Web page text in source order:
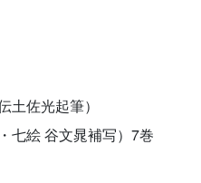
土佐光起筆）
七絵 谷文晁補写）7巻